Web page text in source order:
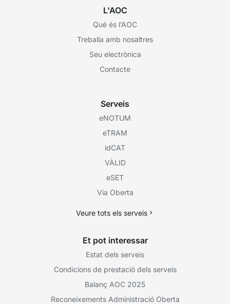
L'AOC
Què és l’AOC
Treballa amb nosaltres
Seu electrònica
Contacte
Serveis
eNOTUM
eTRAM
idCAT
VÀLID
eSET
Via Oberta
Veure tots els serveis
Et pot interessar
Estat dels serveis
Condicions de prestació dels serveis
Balanç AOC 2025
Reconeixements Administració Oberta